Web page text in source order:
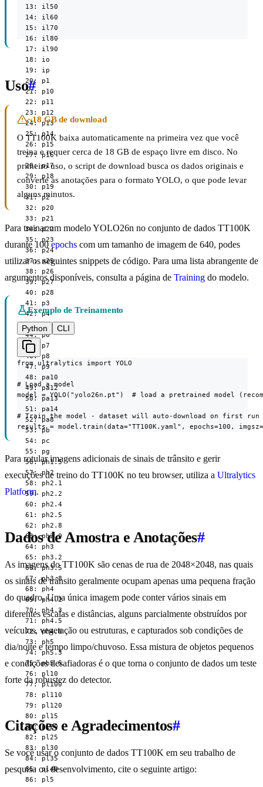
  13: il50
  14: il60
  15: il70
  16: il80
  17: il90
  18: io
  19: ip
  20: p1
  21: p10
  22: p11
  23: p12
  24: p13
  25: p14
  26: p15
  27: p16
  28: p17
  29: p18
  30: p19
  31: p2
  32: p20
  33: p21
  34: p22
  35: p23
  36: p24
  37: p25
  38: p26
  39: p27
  40: p28
  41: p3
  42: p4
  43: p5
  44: p6
  45: p7
  46: p8
  47: p9
  48: pa10
  49: pa12
  50: pa13
  51: pa14
  52: pa8
  53: pb
  54: pc
  55: pg
  56: ph1.5
  57: ph2
  58: ph2.1
  59: ph2.2
  60: ph2.4
  61: ph2.5
  62: ph2.8
  63: ph2.9
  64: ph3
  65: ph3.2
  66: ph3.5
  67: ph3.8
  68: ph4
  69: ph4.2
  70: ph4.3
  71: ph4.5
  72: ph4.8
  73: ph5
  74: ph5.3
  75: ph5.5
  76: pl10
  77: pl100
  78: pl110
  79: pl120
  80: pl15
  81: pl20
  82: pl25
  83: pl30
  84: pl35
  85: pl40
  86: pl5
Uso#
~18 GB de download
O TT100K baixa automaticamente na primeira vez que você
treina e requer cerca de 18 GB de espaço livre em disco. No
primeiro uso, o script de download busca os dados originais e
converte as anotações para o formato YOLO, o que pode levar
alguns minutos.
Para treinar um modelo YOLO26n no conjunto de dados TT100K
durante 100epochs com um tamanho de imagem de 640, podes
utilizar os seguintes snippets de código. Para uma lista abrangente de
argumentos disponíveis, consulta a página de Training do modelo.
Exemplo de Treinamento
Python
CLI
from ultralytics import YOLO
# Load a model
model = YOLO("yolo26n.pt")  # load a pretrained model
# Train the model - dataset will auto-download on first run
results = model.train(data="TT100K.yaml", epochs=100,
Para rotular imagens adicionais de sinais de trânsito e gerir
execuções de treino do TT100K no teu browser, utiliza a Ultralytics
Platform.
Dados de Amostra e Anotações#
As imagens do TT100K são cenas de rua de 2048×2048, nas quais
os sinais de trânsito geralmente ocupam apenas uma pequena fração
do quadro. Uma única imagem pode conter vários sinais em
diferentes escalas e distâncias, alguns parcialmente obstruídos por
veículos, vegetação ou estruturas, e capturados sob condições de
dia/noite e tempo limpo/chuvoso. Essa mistura de objetos pequenos
e condições desafiadoras é o que torna o conjunto de dados um teste
forte da robustez do detector.
Citações e Agradecimentos#
Se você usar o conjunto de dados TT100K em seu trabalho de
pesquisa ou desenvolvimento, cite o seguinte artigo: